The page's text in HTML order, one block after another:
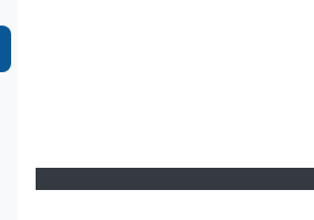
CA QA
GE QA Module2
CA QA Module2
GE QA Module2
GE QA Module2
CA QA Module2
GE QA Module2